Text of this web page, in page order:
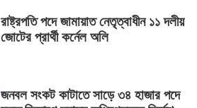
রাষ্ট্রপতি পদে জামায়াত নেতৃত্বাধীন ১১ দলীয়
জোটের প্রার্থী কর্নেল অলি
জনবল সংকট কাটাতে সাড়ে ৩৪ হাজার পদে